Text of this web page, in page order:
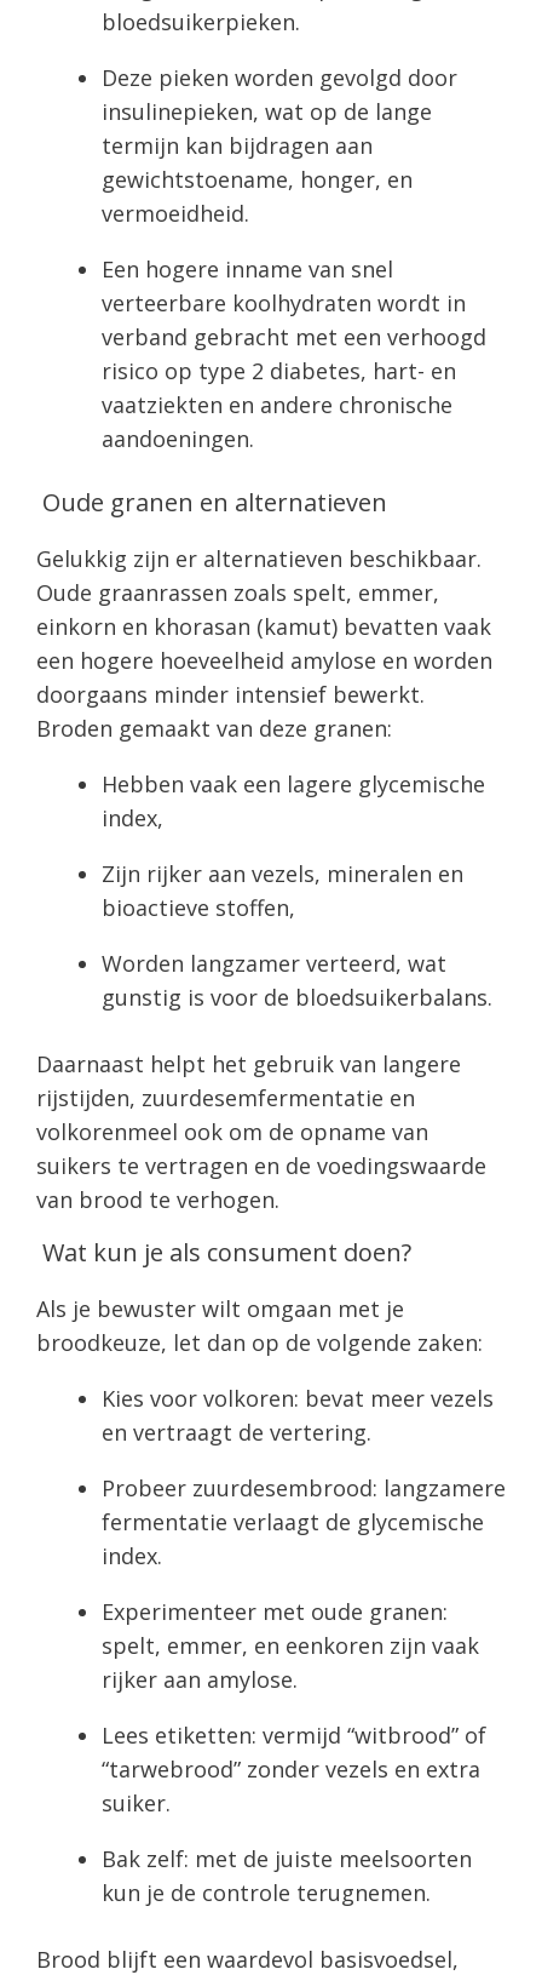
bloedsuikerpieken.
Deze pieken worden gevolgd door
insulinepieken, wat op de lange
termijn kan bijdragen aan
gewichtstoename, honger, en
vermoeidheid.
Een hogere inname van snel
verteerbare koolhydraten wordt in
verband gebracht met een verhoogd
risico op type 2 diabetes, hart- en
vaatziekten en andere chronische
aandoeningen.
Oude granen en alternatieven
Gelukkig zijn er alternatieven beschikbaar.
Oude graanrassen zoals spelt, emmer,
einkorn en khorasan (kamut) bevatten vaak
een hogere hoeveelheid amylose en worden
doorgaans minder intensief bewerkt.
Broden gemaakt van deze granen:
Hebben vaak een lagere glycemische
index,
Zijn rijker aan vezels, mineralen en
bioactieve stoffen,
Worden langzamer verteerd, wat
gunstig is voor de bloedsuikerbalans.
Daarnaast helpt het gebruik van langere
rijstijden, zuurdesemfermentatie en
volkorenmeel ook om de opname van
suikers te vertragen en de voedingswaarde
van brood te verhogen.
Wat kun je als consument doen?
Als je bewuster wilt omgaan met je
broodkeuze, let dan op de volgende zaken:
Kies voor volkoren: bevat meer vezels
en vertraagt de vertering.
Probeer zuurdesembrood: langzamere
fermentatie verlaagt de glycemische
index.
Experimenteer met oude granen:
spelt, emmer, en eenkoren zijn vaak
rijker aan amylose.
Lees etiketten: vermijd “witbrood” of
“tarwebrood” zonder vezels en extra
suiker.
Bak zelf: met de juiste meelsoorten
kun je de controle terugnemen.
Brood blijft een waardevol basisvoedsel,